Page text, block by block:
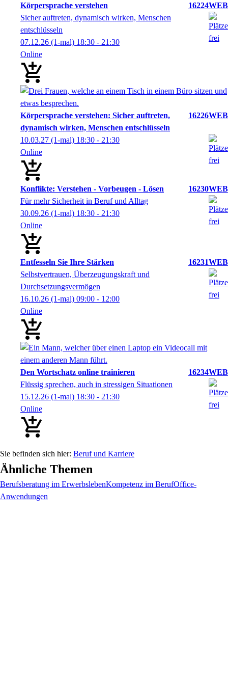
Körpersprache verstehen
16224WEB
Sicher auftreten, dynamisch wirken, Menschen
entschlüsseln
07.12.26 (1-mal) 18:30 - 21:30
Online
Körpersprache verstehen: Sicher auftreten,
dynamisch wirken, Menschen entschlüsseln
16226WEB
10.03.27 (1-mal) 18:30 - 21:30
Online
Konflikte: Verstehen - Vorbeugen - Lösen
16230WEB
Für mehr Sicherheit in Beruf und Alltag
30.09.26 (1-mal) 18:30 - 21:30
Online
Entfesseln Sie Ihre Stärken
16231WEB
Selbstvertrauen, Überzeugungskraft und
Durchsetzungsvermögen
16.10.26 (1-mal) 09:00 - 12:00
Online
Den Wortschatz online trainieren
16234WEB
Flüssig sprechen, auch in stressigen Situationen
15.12.26 (1-mal) 18:30 - 21:30
Online
Beruf und Karriere
Ähnliche Themen
Berufsberatung im ErwerbslebenKompetenz im BerufOffice-
Anwendungen